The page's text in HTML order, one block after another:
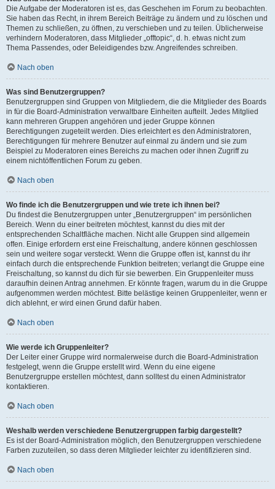
Die Aufgabe der Moderatoren ist es, das Geschehen im Forum zu beobachten.
Sie haben das Recht, in ihrem Bereich Beiträge zu ändern und zu löschen und
Themen zu schließen, zu öffnen, zu verschieben und zu teilen. Üblicherweise
verhindern Moderatoren, dass Mitglieder „offtopic“, d. h. etwas nicht zum
Thema Passendes, oder Beleidigendes bzw. Angreifendes schreiben.
Nach oben
Was sind Benutzergruppen?
Benutzergruppen sind Gruppen von Mitgliedern, die die Mitglieder des Boards
in für die Board-Administration verwaltbare Einheiten aufteilt. Jedes Mitglied
kann mehreren Gruppen angehören und jeder Gruppe können
Berechtigungen zugeteilt werden. Dies erleichtert es den Administratoren,
Berechtigungen für mehrere Benutzer auf einmal zu ändern und sie zum
Beispiel zu Moderatoren eines Bereichs zu machen oder ihnen Zugriff zu
einem nichtöffentlichen Forum zu geben.
Nach oben
Wo finde ich die Benutzergruppen und wie trete ich ihnen bei?
Du findest die Benutzergruppen unter „Benutzergruppen“ im persönlichen
Bereich. Wenn du einer beitreten möchtest, kannst du dies mit der
entsprechenden Schaltfläche machen. Nicht alle Gruppen sind allgemein
offen. Einige erfordern erst eine Freischaltung, andere können geschlossen
sein und weitere sogar versteckt. Wenn die Gruppe offen ist, kannst du ihr
einfach durch die entsprechende Funktion beitreten; verlangt die Gruppe eine
Freischaltung, so kannst du dich für sie bewerben. Ein Gruppenleiter muss
daraufhin deinen Antrag annehmen. Er könnte fragen, warum du in die Gruppe
aufgenommen werden möchtest. Bitte belästige keinen Gruppenleiter, wenn er
dich ablehnt, er wird einen Grund dafür haben.
Nach oben
Wie werde ich Gruppenleiter?
Der Leiter einer Gruppe wird normalerweise durch die Board-Administration
festgelegt, wenn die Gruppe erstellt wird. Wenn du eine eigene
Benutzergruppe erstellen möchtest, dann solltest du einen Administrator
kontaktieren.
Nach oben
Weshalb werden verschiedene Benutzergruppen farbig dargestellt?
Es ist der Board-Administration möglich, den Benutzergruppen verschiedene
Farben zuzuteilen, so dass deren Mitglieder leichter zu identifizieren sind.
Nach oben